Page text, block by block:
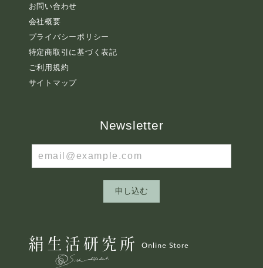
お問い合わせ
会社概要
プライバシーポリシー
特定商取引に基づく表記
ご利用規約
サイトマップ
Newsletter
申し込む